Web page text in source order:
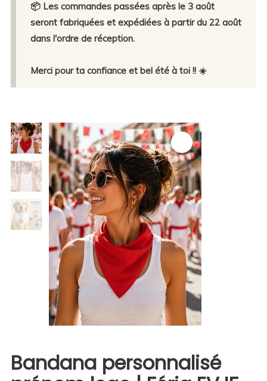
📦 Les commandes passées après le 3 août
seront fabriquées et expédiées à partir du 22 août
dans l'ordre de réception.
Merci pour ta confiance et bel été à toi !! ☀️
Bandana personnalisé